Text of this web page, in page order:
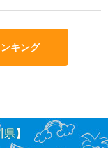
キング
】